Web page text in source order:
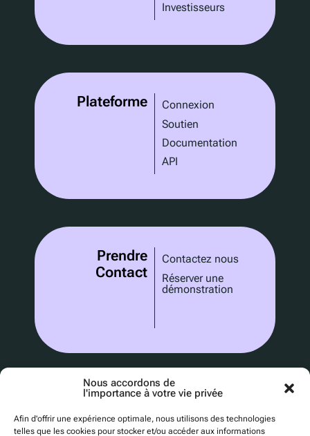
Nous accordons de
l'importance à votre vie privée
Afin d'offrir une expérience optimale, nous utilisons des technologies
telles que les cookies pour stocker et/ou accéder aux informations
Investisseurs
Plateforme
Connexion
Soutien
Documentation
API
Prendre
Contact
Contactez nous
Réserver une
démonstration